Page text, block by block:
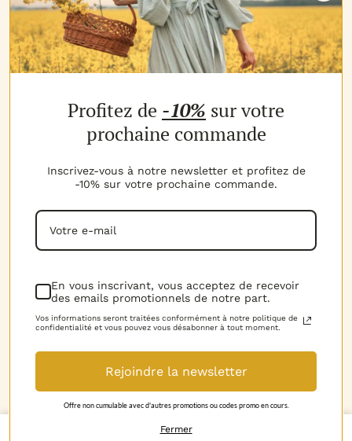
Découvrez nos vidéos
Les parfums
MON COMPTE
Espace client
Parrainage
Mon panier
NOTRE EXPERTISE
06.52.02.74.51
RGPD
Conditions Générales de Vente
© 2018-2026 Le Petit Grassois. Tous droits
Profitez de -10% sur votre
prochaine commande
Inscrivez-vous à notre newsletter et profitez de
-10% sur votre prochaine commande.
En vous inscrivant, vous acceptez de recevoir
des emails promotionnels de notre part.
Vos informations seront traitées conformément à notre politique de
confidentialité et vous pouvez vous désabonner à tout moment.
Rejoindre la newsletter
Offre non cumulable avec d'autres promotions ou codes promo en cours.
Fermer